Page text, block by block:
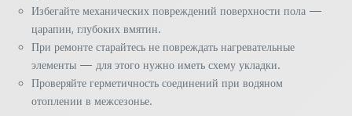
Избегайте механических повреждений поверхности пола —
царапин, глубоких вмятин.
При ремонте старайтесь не повреждать нагревательные
элементы — для этого нужно иметь схему укладки.
Проверяйте герметичность соединений при водяном
отоплении в межсезонье.